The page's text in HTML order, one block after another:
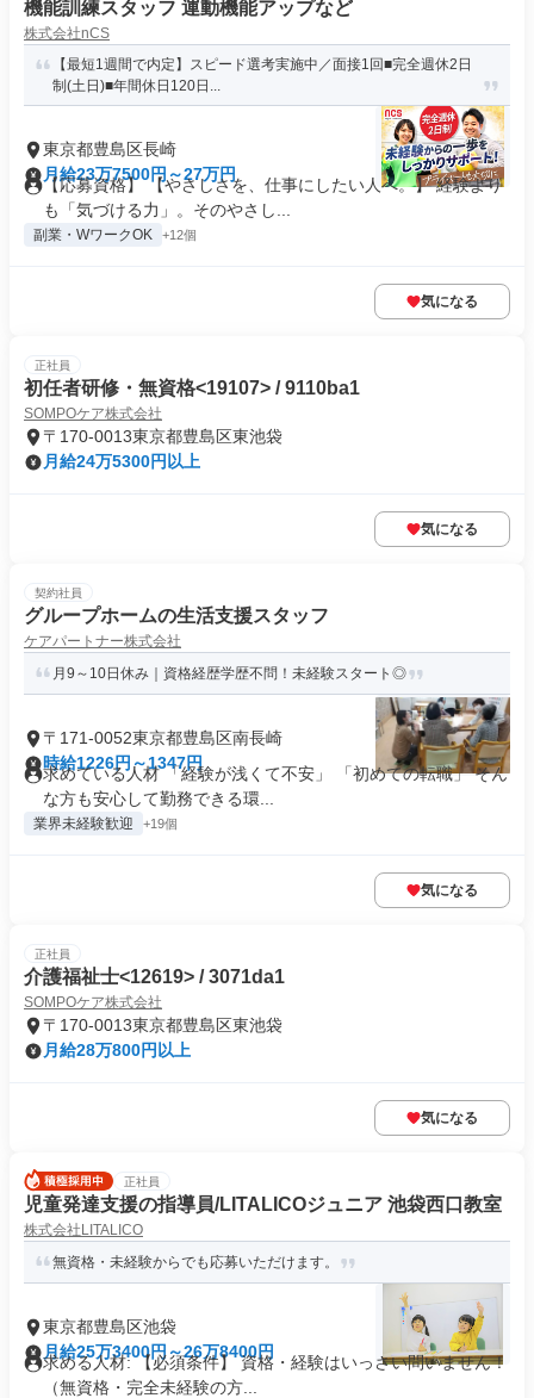
機能訓練スタッフ 運動機能アップなど
株式会社nCS
【最短1週間で内定】スピード選考実施中／面接1回■完全週休2日
制(土日)■年間休日120日...
東京都豊島区長崎
月給23万7500円～27万円
【応募資格】 【やさしさを、仕事にしたい人へ。】 経験より
も「気づける力」。そのやさし...
副業・WワークOK +12個
気になる
正社員
初任者研修・無資格<19107> / 9110ba1
SOMPOケア株式会社
〒170-0013東京都豊島区東池袋
月給24万5300円以上
気になる
契約社員
グループホームの生活支援スタッフ
ケアパートナー株式会社
月9～10日休み｜資格経歴学歴不問！未経験スタート◎
〒171-0052東京都豊島区南長崎
時給1226円～1347円
求めている人材 「経験が浅くて不安」 「初めての転職」 そん
な方も安心して勤務できる環...
業界未経験歓迎 +19個
気になる
正社員
介護福祉士<12619> / 3071da1
SOMPOケア株式会社
〒170-0013東京都豊島区東池袋
月給28万800円以上
気になる
正社員
児童発達支援の指導員/LITALICOジュニア 池袋西口教室
株式会社LITALICO
無資格・未経験からでも応募いただけます。
東京都豊島区池袋
月給25万3400円～26万8400円
求める人材: 【必須条件】 資格・経験はいっさい問いません！
（無資格・完全未経験の方...